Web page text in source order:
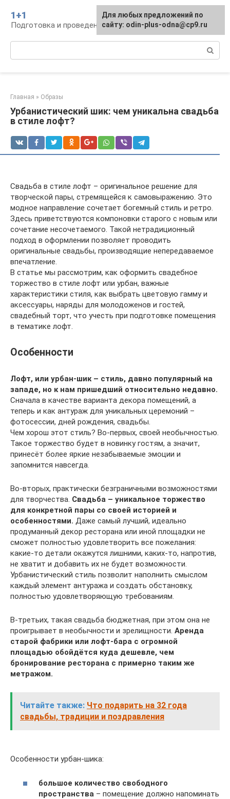
контенту
1+1
Подготовка и проведение свадьбы, традиции
Главная » Образы
Урбанистический шик: чем уникальна свадьба
в стиле лофт?
Свадьба в стиле лофт – оригинальное решение для
творческой пары, стремящейся к самовыражению. Это
модное направление сочетает богемный стиль и ретро.
Здесь приветствуются компоновки старого с новым или
сочетание несочетаемого. Такой нетрадиционный
подход в оформлении позволяет проводить
оригинальные свадьбы, производящие непередаваемое
впечатление.
В статье мы рассмотрим, как оформить свадебное
торжество в стиле лофт или урбан, важные
характеристики стиля, как выбрать цветовую гамму и
аксессуары, наряды для молодоженов и гостей,
свадебный торт, что учесть при подготовке помещения
в тематике лофт.
Особенности
Лофт, или урбан-шик – стиль, давно популярный на
западе, но к нам пришедший относительно недавно.
Сначала в качестве варианта декора помещений, а
теперь и как антураж для уникальных церемоний –
фотосессии, дней рождения, свадьбы.
Чем хорош этот стиль? Во-первых, своей необычностью.
Такое торжество будет в новинку гостям, а значит,
принесёт более яркие незабываемые эмоции и
запомнится навсегда.
Во-вторых, практически безграничными возможностями
для творчества. Свадьба – уникальное торжество
для конкретной пары со своей историей и
особенностями. Даже самый лучший, идеально
продуманный декор ресторана или иной площадки не
сможет полностью удовлетворить все пожелания:
какие-то детали окажутся лишними, каких-то, напротив,
не хватит и добавить их не будет возможности.
Урбанистический стиль позволит наполнить смыслом
каждый элемент антуража и создать обстановку,
полностью удовлетворяющую требованиям.
В-третьих, такая свадьба бюджетная, при этом она не
проигрывает в необычности и зрелищности. Аренда
старой фабрики или лофт-бара с огромной
площадью обойдётся куда дешевле, чем
бронирование ресторана с примерно таким же
метражом.
Читайте также: Что подарить на 32 года
свадьбы, традиции и поздравления
Особенности урбан-шика:
большое количество свободного
пространства – помещение должно напоминать
Для любых предложений по
сайту: odin-plus-odna@cp9.ru